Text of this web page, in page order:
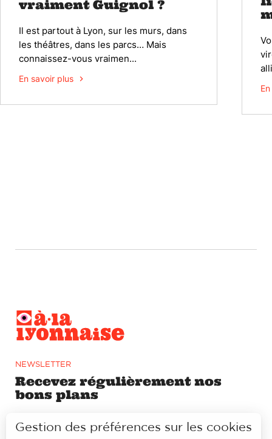
vraiment Guignol ?
Il est partout à Lyon, sur les murs, dans
les théâtres, dans les parcs… Mais
connaissez-vous vraimen...
En savoir plus
NEWSLETTER
Recevez régulièrement nos
bons plans
S'ABONNER
Gestion des préférences sur les cookies